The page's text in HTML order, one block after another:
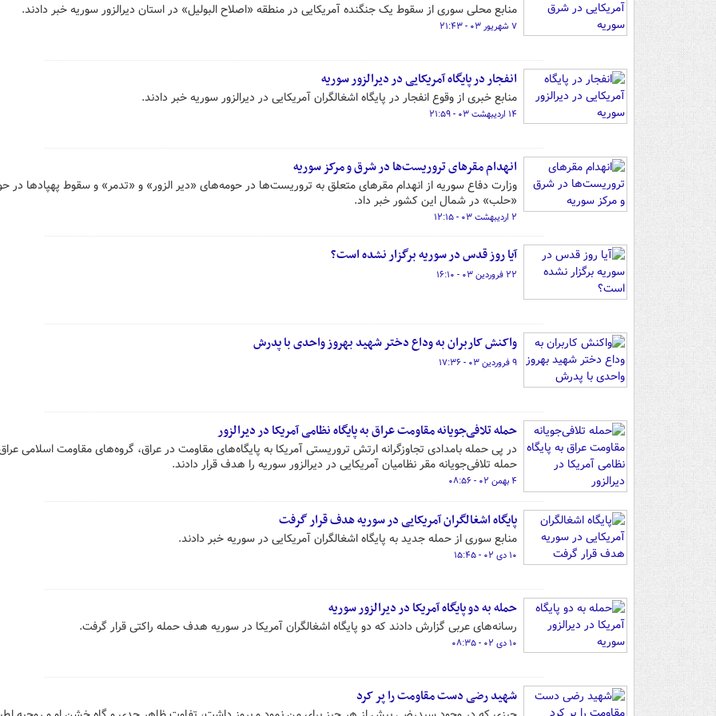
منابع محلی سوری از سقوط یک جنگنده آمریکایی در منطقه «اصلاح البولیل» در استان دیرالزور سوریه خبر دادند.
۷ شهریور ۰۳ - ۲۱:۴۳
انفجار در پایگاه آمریکایی در دیرالزور سوریه
منابع خبری از وقوع انفجار در پایگاه اشغالگران آمریکایی در دیرالزور سوریه خبر دادند.
۱۴ اردیبهشت ۰۳ - ۲۱:۵۹
انهدام مقرهای تروریست‌ها در شرق و مرکز سوریه
وزارت دفاع سوریه از انهدام مقرهای متعلق به تروریست‌ها در حومه‌های «دیر الزور» و «تدمر» و سقوط پهپادها در
«حلب» در شمال این کشور خبر داد.
۲ اردیبهشت ۰۳ - ۱۲:۱۵
آیا روز قدس در سوریه برگزار نشده است؟
۲۲ فروردین ۰۳ - ۱۶:۱۰
واکنش کاربران به وداع دختر شهید بهروز واحدی با پدرش
۹ فروردین ۰۳ - ۱۷:۳۶
حمله تلافی‌جویانه مقاومت عراق به پایگاه نظامی آمریکا در دیرالزور
در پی حمله بامدادی تجاوزگرانه ارتش تروریستی آمریکا به پایگاه‌های مقاومت در عراق، گروه‌های مقاومت اسلامی
حمله تلافی‌جویانه مقر نظامیان آمریکایی در دیرالزور سوریه را هدف قرار دادند.
۴ بهمن ۰۲ - ۰۸:۵۶
پایگاه اشغالگران آمریکایی در سوریه هدف قرار گرفت
منابع سوری از حمله جدید به پایگاه اشغالگران آمریکایی در سوریه خبر دادند.
۱۰ دی ۰۲ - ۱۵:۴۵
حمله به دو پایگاه‌ آمریکا در دیرالزور سوریه
رسانه‌های عربی گزارش دادند که دو پایگاه اشغالگران آمریکا در سوریه هدف حمله راکتی قرار گرفت.
۱۰ دی ۰۲ - ۰۸:۳۵
شهید رضی دست مقاومت را پر کرد